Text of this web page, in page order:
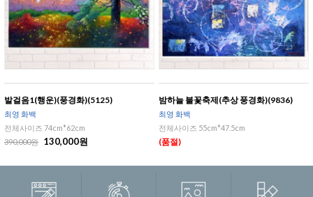
발걸음1(행운)(풍경화)(5125)
최영 화백
전체사이즈 74cm*62cm
390,000원
130,000원
밤하늘 불꽃축제(추상 풍경화)(9836)
최영 화백
전체사이즈 55cm*47.5cm
(품절)